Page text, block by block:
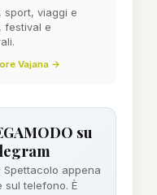
sport, viaggi e
festival e
Vajana →
su
Spettacolo appena
sul telefono. È